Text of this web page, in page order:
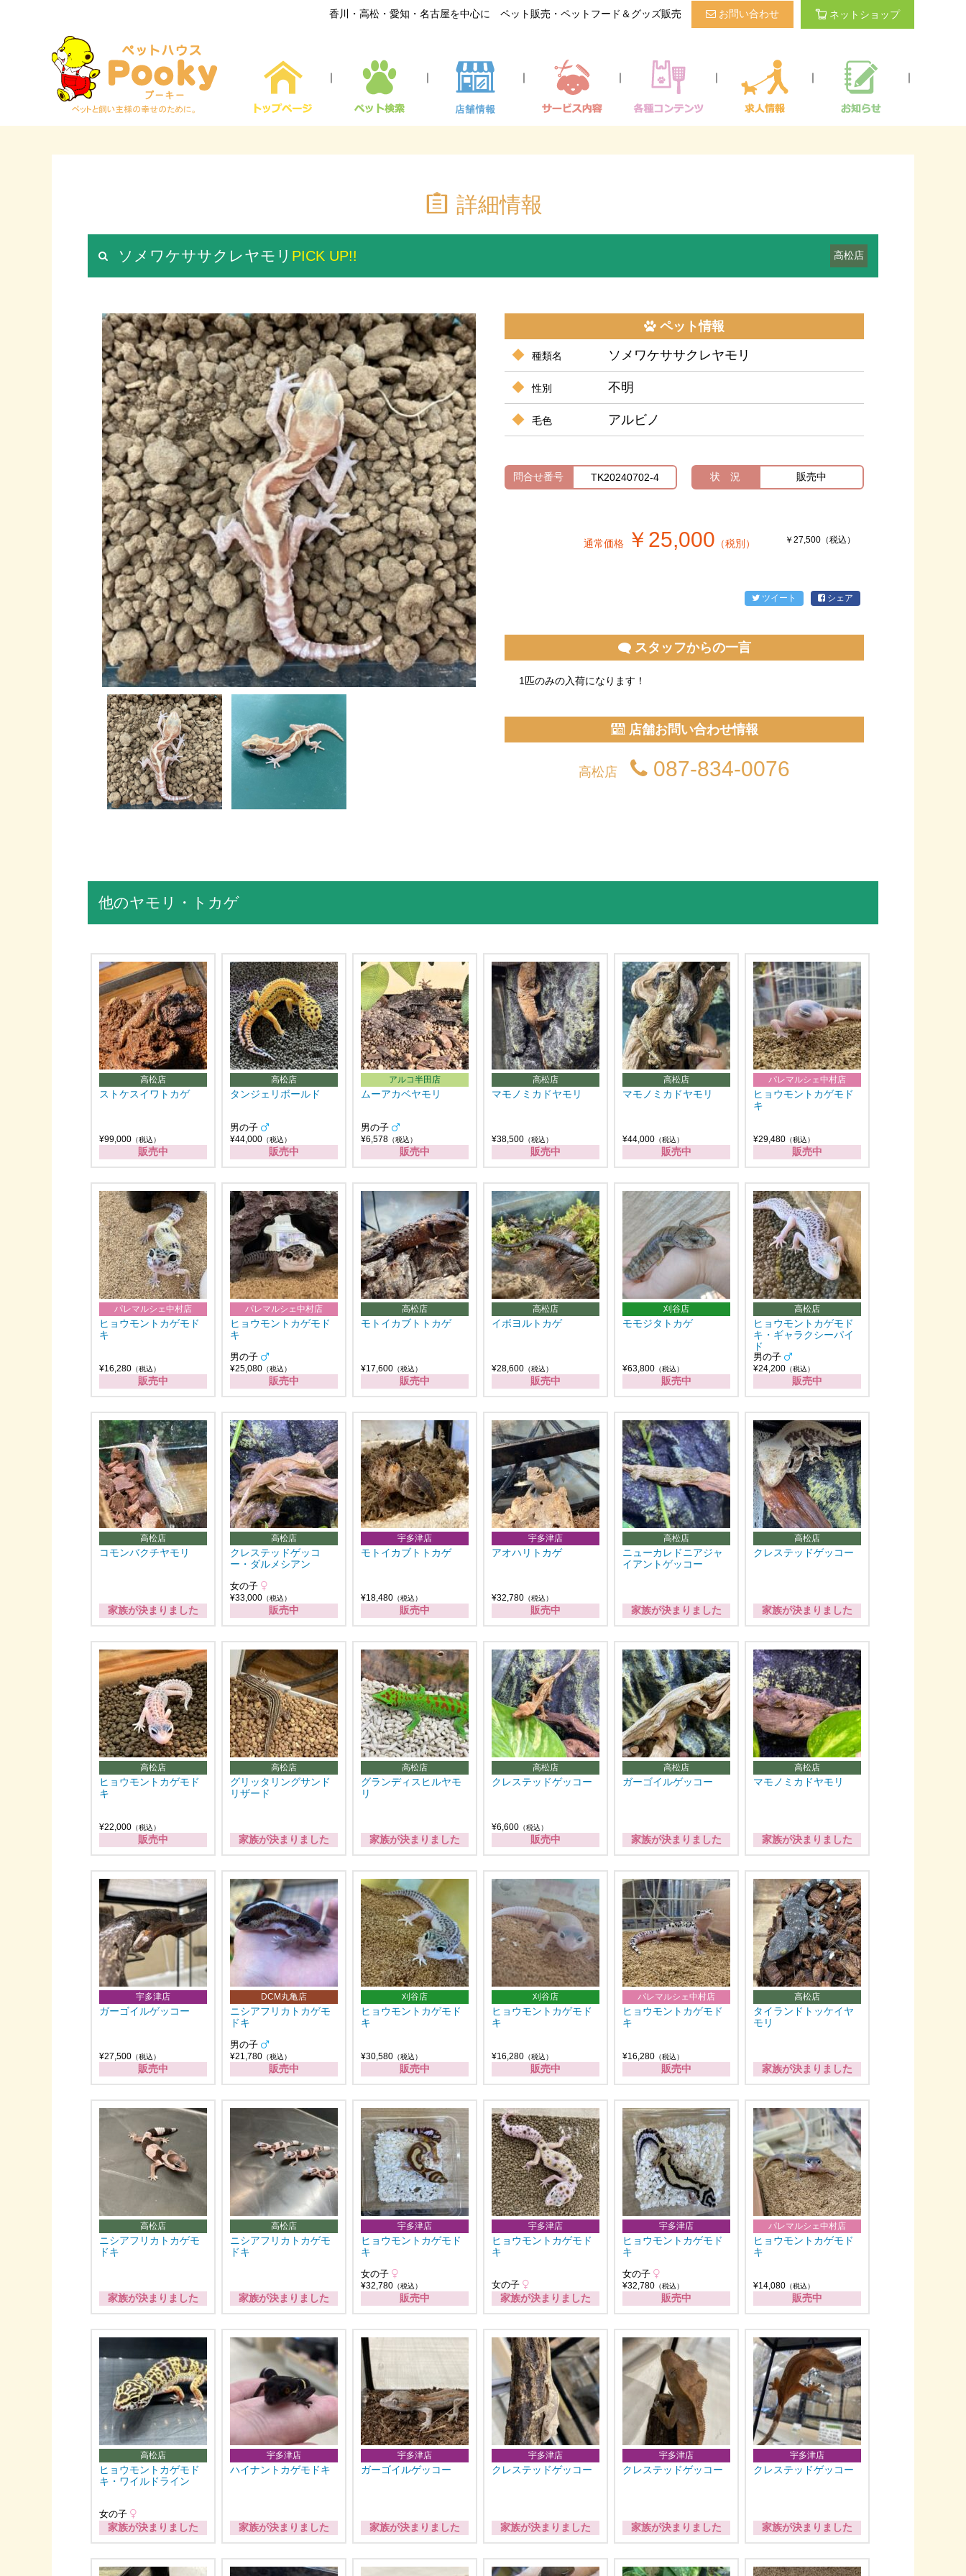
香川・高松・愛知・名古屋を中心に ペット販売・ペットフード＆グッズ販売 お問い合わせ ネットショップ
｜ ｜ ｜ ｜ ｜ ｜ ｜
詳細情報
ソメワケササクレヤモリ PICK UP!! 高松店
ペット情報
種類名 ソメワケササクレヤモリ
性別 不明
毛色 アルビノ
問合せ番号 TK20240702‐4 状 況 販売中
通常価格 ￥25,000 （税別） ￥27,500（税込）
ツイート シェア
スタッフからの一言
1匹のみの入荷になります！
店舗お問い合わせ情報
高松店 087-834-0076
他のヤモリ・トカゲ
高松店
ストケスイワトカゲ
¥99,000 （税込）
販売中
高松店
タンジェリボールド
男の子
¥44,000 （税込）
販売中
アルコ半田店
ムーアカベヤモリ
男の子
¥6,578 （税込）
販売中
高松店
マモノミカドヤモリ
¥38,500 （税込）
販売中
高松店
マモノミカドヤモリ
¥44,000 （税込）
販売中
パレマルシェ中村店
ヒョウモントカゲモド
キ
¥29,480 （税込）
販売中
パレマルシェ中村店
ヒョウモントカゲモド
キ
¥16,280 （税込）
販売中
パレマルシェ中村店
ヒョウモントカゲモド
キ
男の子
¥25,080 （税込）
販売中
高松店
モトイカブトトカゲ
¥17,600 （税込）
販売中
高松店
イボヨルトカゲ
¥28,600 （税込）
販売中
刈谷店
モモジタトカゲ
¥63,800 （税込）
販売中
高松店
ヒョウモントカゲモド
キ・ギャラクシーパイ
ド
男の子
¥24,200 （税込）
販売中
高松店
コモンバクチヤモリ
家族が決まりました
高松店
クレステッドゲッコ
ー・ダルメシアン
女の子
¥33,000 （税込）
販売中
宇多津店
モトイカブトトカゲ
¥18,480 （税込）
販売中
宇多津店
アオハリトカゲ
¥32,780 （税込）
販売中
高松店
ニューカレドニアジャ
イアントゲッコー
家族が決まりました
高松店
クレステッドゲッコー
家族が決まりました
高松店
ヒョウモントカゲモド
キ
¥22,000 （税込）
販売中
高松店
グリッタリングサンド
リザード
家族が決まりました
高松店
グランディスヒルヤモ
リ
家族が決まりました
高松店
クレステッドゲッコー
¥6,600 （税込）
販売中
高松店
ガーゴイルゲッコー
家族が決まりました
高松店
マモノミカドヤモリ
家族が決まりました
宇多津店
ガーゴイルゲッコー
¥27,500 （税込）
販売中
DCM丸亀店
ニシアフリカトカゲモ
ドキ
男の子
¥21,780 （税込）
販売中
刈谷店
ヒョウモントカゲモド
キ
¥30,580 （税込）
販売中
刈谷店
ヒョウモントカゲモド
キ
¥16,280 （税込）
販売中
パレマルシェ中村店
ヒョウモントカゲモド
キ
¥16,280 （税込）
販売中
高松店
タイランドトッケイヤ
モリ
家族が決まりました
高松店
ニシアフリカトカゲモ
ドキ
家族が決まりました
高松店
ニシアフリカトカゲモ
ドキ
家族が決まりました
宇多津店
ヒョウモントカゲモド
キ
女の子
¥32,780 （税込）
販売中
宇多津店
ヒョウモントカゲモド
キ
女の子
家族が決まりました
宇多津店
ヒョウモントカゲモド
キ
女の子
¥32,780 （税込）
販売中
パレマルシェ中村店
ヒョウモントカゲモド
キ
¥14,080 （税込）
販売中
高松店
ヒョウモントカゲモド
キ・ワイルドライン
女の子
家族が決まりました
宇多津店
ハイナントカゲモドキ
家族が決まりました
宇多津店
ガーゴイルゲッコー
家族が決まりました
宇多津店
クレステッドゲッコー
家族が決まりました
宇多津店
クレステッドゲッコー
家族が決まりました
宇多津店
クレステッドゲッコー
家族が決まりました